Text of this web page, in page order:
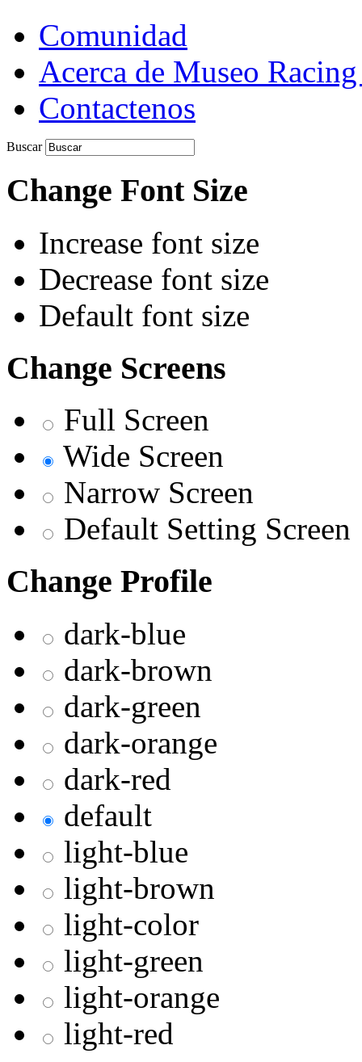
Comunidad
Acerca de Museo
Contactenos
Buscar
Change Font Size
Increase font size
Decrease font size
Default font size
Change Screens
Full Screen
Wide Screen
Narrow Screen
Default Setting Screen
Change Profile
dark-blue
dark-brown
dark-green
dark-orange
dark-red
default
light-blue
light-brown
light-color
light-green
light-orange
light-red